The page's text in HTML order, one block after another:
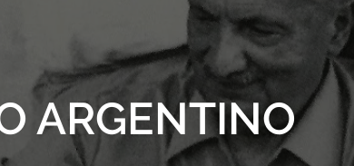
ARGENTINO